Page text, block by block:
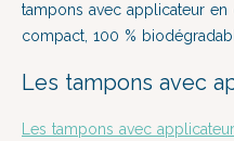
tampons avec applicateur
compact, 100 %
Les tampons avec
Les tampons avec